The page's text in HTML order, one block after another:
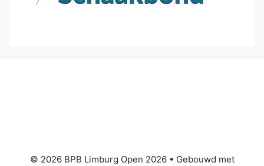
© 2026 BPB Limburg Open 2026• Gebouwd met